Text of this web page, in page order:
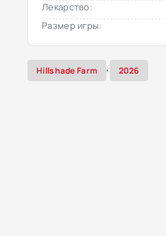
Лекарство:
Размер игры:
Hillshade Farm , 2026